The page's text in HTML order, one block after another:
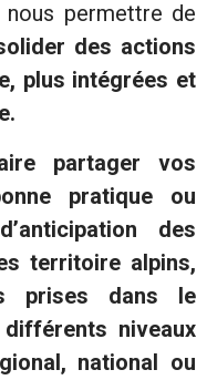
permettre de
des actions
plus intégrées et
.
partager vos
pratique ou
des
territoire alpins,
prises dans le
niveaux
national ou